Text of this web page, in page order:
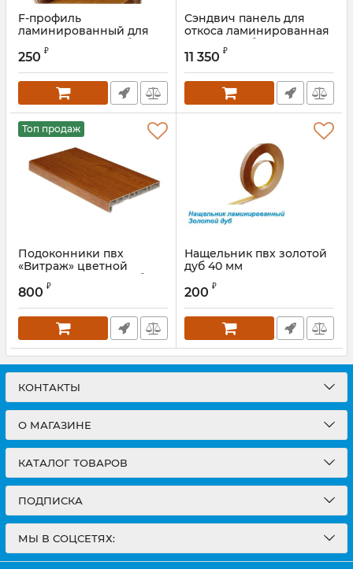
F-профиль
ламинированный для
откоса золотой дуб 45
мм
250 ₽
Сэндвич панель для
откоса ламинированная
золотой дуб
Артикул:
11 350 ₽
Топ продаж
Подоконники пвх
«Витраж» цветной
матовый золотой дуб
800 ₽
Нащельник пвх золотой
дуб 40 мм
Артикул:
200 ₽
КОНТАКТЫ
О МАГАЗИНЕ
КАТАЛОГ ТОВАРОВ
ПОДПИСКА
МЫ В СОЦСЕТЯХ: